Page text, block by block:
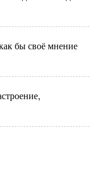
бы своё мнение